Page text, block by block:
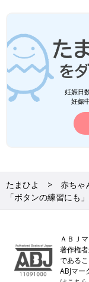
妊娠日
妊娠
たまひよ 赤ちゃ
「ボタンの練習にも
ＡＢＪ
著作権
である
ABJマー